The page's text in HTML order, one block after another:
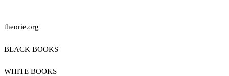
theorie.org
BLACK BOOKS
WHITE BOOKS